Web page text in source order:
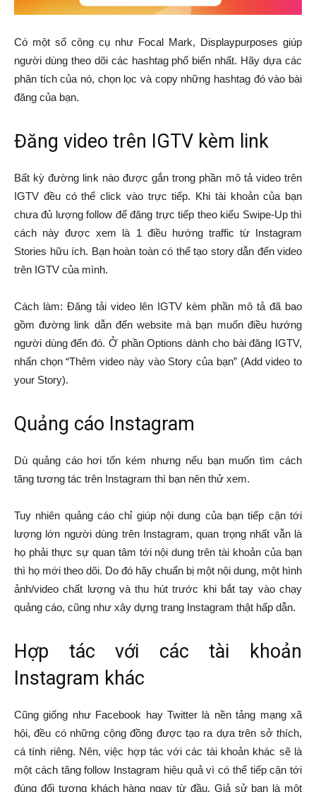
Có một số công cụ như Focal Mark, Displaypurposes giúp
người dùng theo dõi các hashtag phổ biến nhất. Hãy dựa các
phân tích của nó, chọn lọc và copy những hashtag đó vào bài
đăng của bạn.
Đăng video trên IGTV kèm link
Bất kỳ đường link nào được gắn trong phần mô tả video trên
IGTV đều có thể click vào trực tiếp. Khi tài khoản của bạn
chưa đủ lượng follow để đăng trực tiếp theo kiểu Swipe-Up thì
cách này được xem là 1 điều hướng traffic từ Instagram
Stories hữu ích. Bạn hoàn toàn có thể tạo story dẫn đến video
trên IGTV của mình.
Cách làm: Đăng tải video lên IGTV kèm phần mô tả đã bao
gồm đường link dẫn đến website mà bạn muốn điều hướng
người dùng đến đó. Ở phần Options dành cho bài đăng IGTV,
nhấn chọn “Thêm video này vào Story của bạn” (Add video to
your Story).
Quảng cáo Instagram
Dù quảng cáo hơi tốn kém nhưng nếu bạn muốn tìm cách
tăng tương tác trên Instagram thì bạn nên thử xem.
Tuy nhiên quảng cáo chỉ giúp nội dung của bạn tiếp cận tới
lượng lớn người dùng trên Instagram, quan trọng nhất vẫn là
họ phải thực sự quan tâm tới nội dung trên tài khoản của bạn
thì họ mới theo dõi. Do đó hãy chuẩn bị một nội dung, một hình
ảnh/video chất lượng và thu hút trước khi bắt tay vào chạy
quảng cáo, cũng như xây dựng trang Instagram thật hấp dẫn.
Hợp tác với các tài khoản
Instagram khác
Cũng giống như Facebook hay Twitter là nền tảng mạng xã
hội, đều có những cộng đồng được tạo ra dựa trên sở thích,
cá tính riêng. Nên, việc hợp tác với các tài khoản khác sẽ là
một cách tăng follow Instagram hiệu quả vì có thể tiếp cận tới
đúng đối tượng khách hàng ngay từ đầu. Giả sử bạn là một